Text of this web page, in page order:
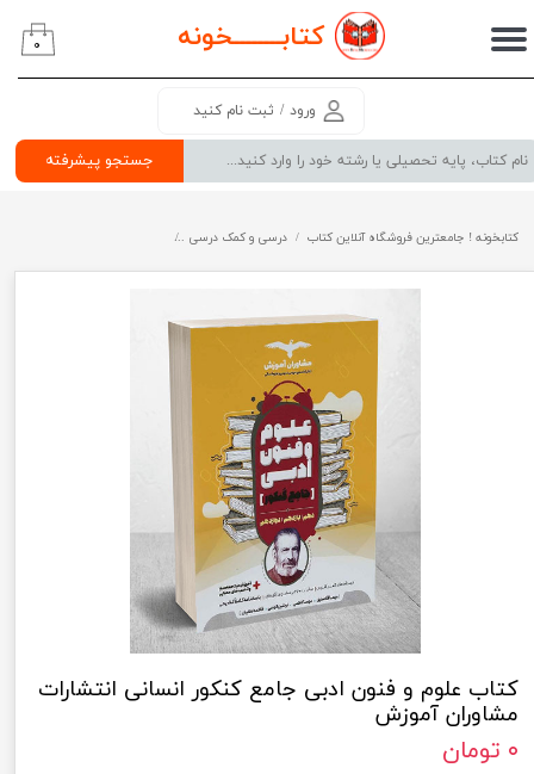
کتابــــــــخونه
جستجو پیشرفته
ورود / ثبت نام کنید
حساب کاربری من
سفارشات
۰
کتابخونه ! جامعترین فروشگاه آنلاین کتاب درسی و کمک درسی
کتاب علوم و فنون ادبی جامع کنکور انسانی انتشارات
مشاوران آموزش
۰ تومان